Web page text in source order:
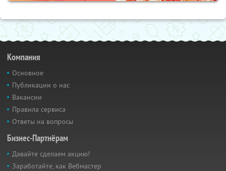
Компания
Основное
Публикации о нас
Вакансии
Правила сервиса
Ответы на вопросы
Бизнес-Партнёрам
Давайте сделаем акцию!
Заработайте, как Вебмастер